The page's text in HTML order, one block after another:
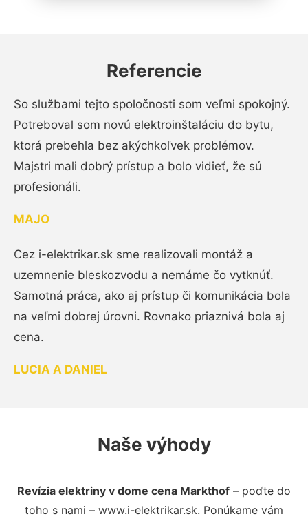
Referencie
So službami tejto spoločnosti som veľmi spokojný.
Potreboval som novú elektroinštaláciu do bytu,
ktorá prebehla bez akýchkoľvek problémov.
Majstri mali dobrý prístup a bolo vidieť, že sú
profesionáli.
MAJO
Cez i-elektrikar.sk sme realizovali montáž a
uzemnenie bleskozvodu a nemáme čo vytknúť.
Samotná práca, ako aj prístup či komunikácia bola
na veľmi dobrej úrovni. Rovnako priaznivá bola aj
cena.
LUCIA A DANIEL
Naše výhody
Revízia elektriny v dome cena Markthof – poďte do
toho s nami – www.i-elektrikar.sk. Ponúkame vám